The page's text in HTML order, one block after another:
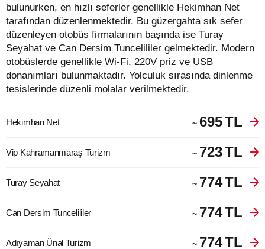
bulunurken, en hızlı seferler genellikle Hekimhan Net
tarafından düzenlenmektedir. Bu güzergahta sık sefer
düzenleyen otobüs firmalarının başında ise Turay
Seyahat ve Can Dersim Tuncelililer gelmektedir. Modern
otobüslerde genellikle Wi-Fi, 220V priz ve USB
donanımları bulunmaktadır. Yolculuk sırasında dinlenme
tesislerinde düzenli molalar verilmektedir.
Hekimhan Net ~ 695TL
Vip Kahramanmaraş Turizm ~ 723TL
Turay Seyahat ~ 774TL
Can Dersim Tuncelililer ~ 774TL
Adıyaman Ünal Turizm ~ 774TL